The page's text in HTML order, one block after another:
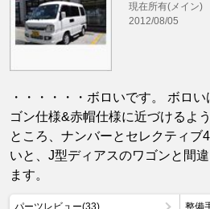
現在所有(メイン)
2012/08/05
・・・・・・ボロいです。 ボロ
ゴン仕様&赤帽仕様に近づけるよ
ところ、ナンバーとセレクティブ
いと、J型ディアスのワゴンと間
ます。